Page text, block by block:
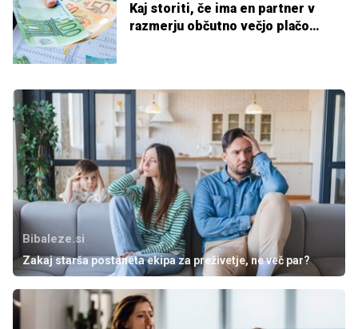
Kaj storiti, če ima en partner v
razmerju občutno večjo plačo
Bibaleze.si
Zakaj starša postaneta ekipa za preživetje, ne več par?